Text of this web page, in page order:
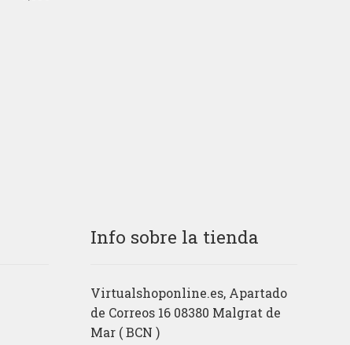
Info sobre la tienda
Virtualshoponline.es, Apartado
de Correos 16 08380 Malgrat de
Mar ( BCN )